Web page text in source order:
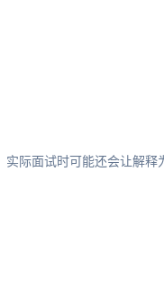
际面试时可能还会让解